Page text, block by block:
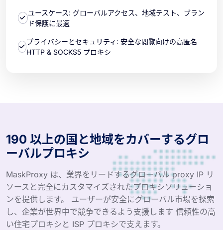
ユースケース: グローバルアクセス、地域テスト、ブラン
ド保護に最適
プライバシーとセキュリティ: 安全な閲覧向けの高匿名
HTTP & SOCKS5 プロキシ
190 以上の国と地域をカバーするグロ
ーバルプロキシ
MaskProxy は、業界をリードするグローバル proxy IP リ
ソースと完全にカスタマイズされたプロキシソリューショ
ンを提供します。 ユーザーが安全にグローバル市場を探索
し、企業が世界中で競争できるよう支援します 信頼性の高
い住宅プロキシと ISP プロキシで支えます。